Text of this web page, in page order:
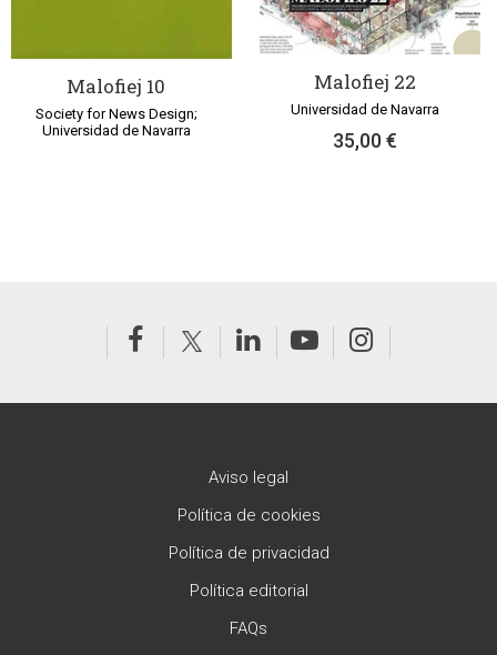
Malofiej 10
Society for News Design;
Universidad de Navarra
Malofiej 22
Universidad de Navarra
35,00 €
Aviso legal
Política de cookies
Política de privacidad
Política editorial
FAQs